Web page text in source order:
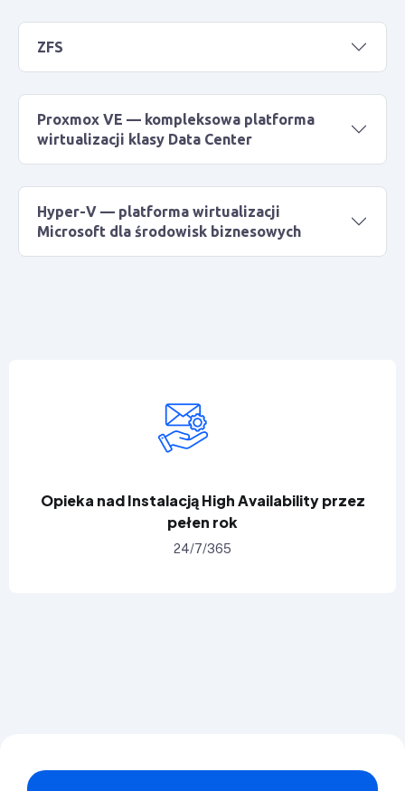
ZFS
Proxmox VE — kompleksowa platforma
wirtualizacji klasy Data Center
Hyper-V — platforma wirtualizacji
Microsoft dla środowisk biznesowych
Opieka nad Instalacją High Availability przez
pełen rok
24/7/365